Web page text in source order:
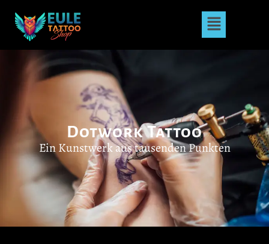
Dotwork Tattoo
Ein Kunstwerk aus tausenden Punkten